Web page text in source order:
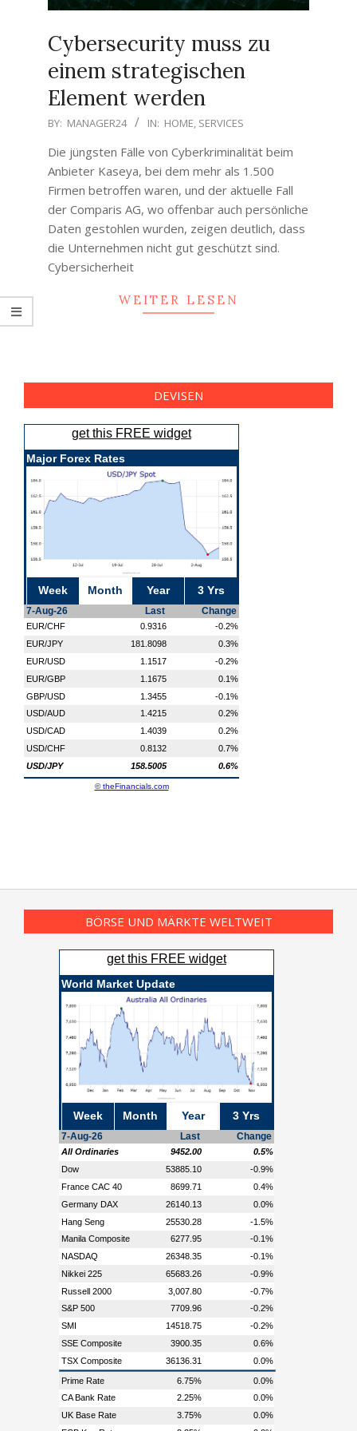
Cybersecurity muss zu
einem strategischen
Element werden
2021-
28
BY: MANAGER24 IN: HOME, SERVICES
Die jüngsten Fälle von Cyberkriminalität beim
Anbieter Kaseya, bei dem mehr als 1.500
Firmen betroffen waren, und der aktuelle Fall
der Comparis AG, wo offenbar auch persönliche
Daten gestohlen wurden, zeigen deutlich, dass
die Unternehmen nicht gut geschützt sind.
Cybersicherheit
WEITER LESEN
DEVISEN
BÖRSE UND MÄRKTE WELTWEIT